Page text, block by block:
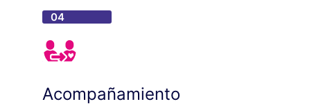
04
Acompañamiento